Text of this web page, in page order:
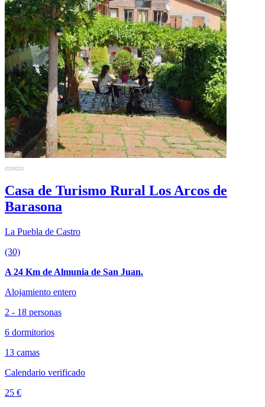
Casa de Turismo Rural Los Arcos de
Barasona
La Puebla de Castro
(30)
A 24 Km de Almunia de San Juan.
Alojamiento entero
2 - 18 personas
6 dormitorios
13 camas
Calendario verificado
25 €